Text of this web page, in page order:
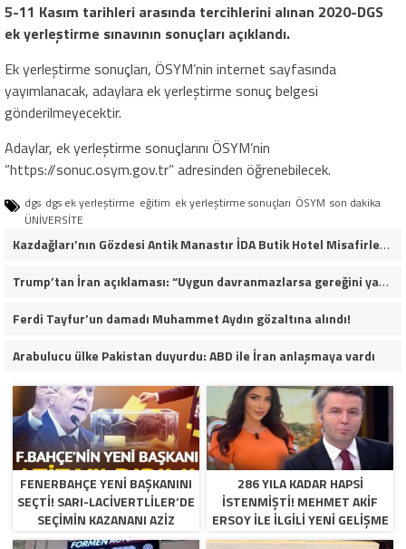
5-11 Kasım tarihleri arasında tercihlerini alınan 2020-DGS
ek yerleştirme sınavının sonuçları açıklandı.
Ek yerleştirme sonuçları, ÖSYM’nin internet sayfasında
yayımlanacak, adaylara ek yerleştirme sonuç belgesi
gönderilmeyecektir.
Adaylar, ek yerleştirme sonuçlarını ÖSYM’nin
“https://sonuc.osym.gov.tr” adresinden öğrenebilecek.
dgs dgs ek yerleştirme eğitim ek yerleştirme sonuçları ÖSYM son dakika
ÜNİVERSİTE
Kazdağları’nın Gözdesi Antik Manastır İDA Butik Hotel Misafirlerinden Tam Not Alıyor
Trump’tan İran açıklaması: “Uygun davranmazlarsa gereğini yaparım”
Ferdi Tayfur’un damadı Muhammet Aydın gözaltına alındı!
Arabulucu ülke Pakistan duyurdu: ABD ile İran anlaşmaya vardı
FENERBAHÇE YENI BAŞKANINI
SEÇTI! SARI-LACIVERTLILER’DE
SEÇIMIN KAZANANI AZIZ
YILDIRIM OLDU
286 YILA KADAR HAPSI
ISTENMIŞTI! MEHMET AKIF
ERSOY ILE ILGILI YENI GELIŞME